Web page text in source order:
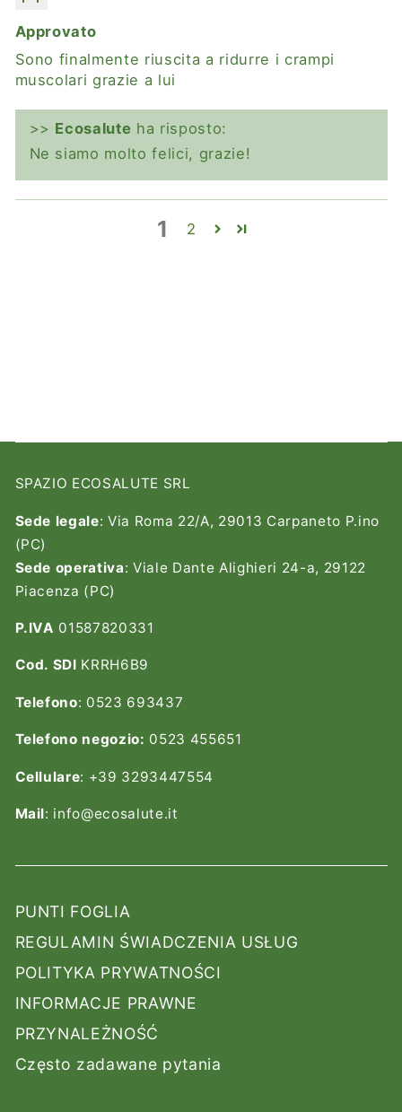
Approvato
Sono finalmente riuscita a ridurre i crampi
muscolari grazie a lui
>> Ecosalute ha risposto:
Ne siamo molto felici, grazie!
1 2
SPAZIO ECOSALUTE SRL
Sede legale: Via Roma 22/A, 29013 Carpaneto P.ino
(PC)
Sede operativa: Viale Dante Alighieri 24-a, 29122
Piacenza (PC)
P.IVA 01587820331
Cod. SDI KRRH6B9
Telefono: 0523 693437
Telefono negozio: 0523 455651
Cellulare: +39 3293447554
Mail: info@ecosalute.it
PUNTI FOGLIA
REGULAMIN ŚWIADCZENIA USŁUG
POLITYKA PRYWATNOŚCI
INFORMACJE PRAWNE
PRZYNALEŻNOŚĆ
Często zadawane pytania